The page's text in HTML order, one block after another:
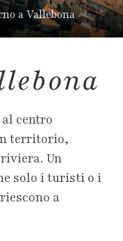
a Vallebona
al centro
territorio,
Un
solo i turisti o i
a